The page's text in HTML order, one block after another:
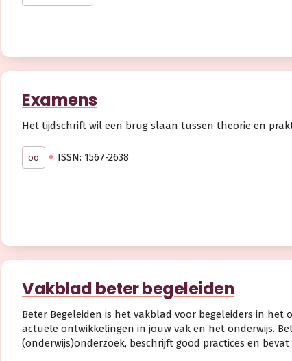
Examens
Het tijdschrift wil een brug slaan tussen theorie en
oo ISSN: 1567-2638
Vakblad beter begeleiden
Beter Begeleiden is het vakblad voor begeleiders in
actuele ontwikkelingen in jouw vak en het onderwijs.
(onderwijs)onderzoek, beschrijft good practices en